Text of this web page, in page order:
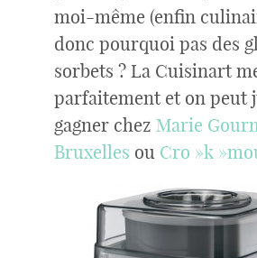
moi-même (enfin
donc pourquoi pas des
sorbets ? La Cuisinart
parfaitement et on peut
gagner chez Marie
Bruxelles ou Cro »k